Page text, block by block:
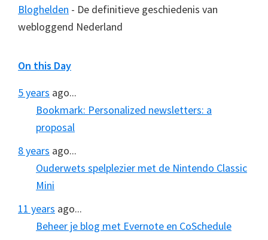
Bloghelden - De definitieve geschiedenis van
webloggend Nederland
On this Day
5 years ago...
Bookmark: Personalized newsletters: a
proposal
8 years ago...
Ouderwets spelplezier met de Nintendo Classic
Mini
11 years ago...
Beheer je blog met Evernote en CoSchedule